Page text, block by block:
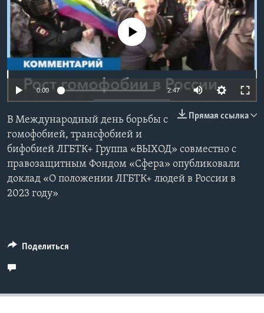
Learning English
СОЦИАЛЬНЫЕ СЕТИ
No media source currently available
0:00 2:47
Прямая ссылка
В Международный день борьбы с
гомофобией, трансфобией и
бифобией ЛГБТК+ Группа «ВЫХОД» совместно с
правозащитным Фондом «Сфера» опубликовали
доклад «О положении ЛГБТК+ людей в России в
2023 году»
Поделиться